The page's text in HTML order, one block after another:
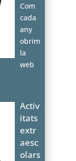
Com
cada
any
obrim
la
web
Activ
itats
extr
aesc
olars